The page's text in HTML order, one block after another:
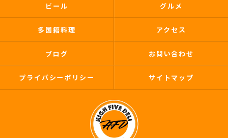
ビール グルメ
多国籍料理 アクセス
ブログ お問い合わせ
プライバシーポリシー サイトマップ